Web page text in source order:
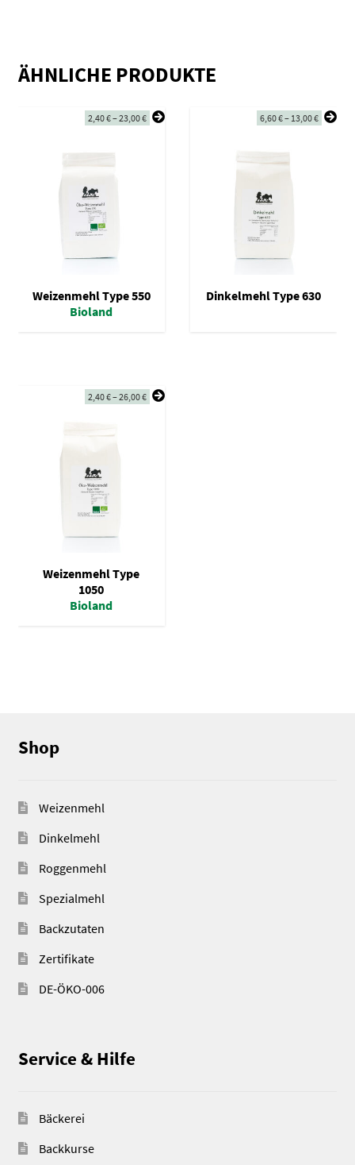
ÄHNLICHE PRODUKTE
2,40€–23,00€
Weizenmehl Type 550
Bioland
6,60€– 13,00€
Dinkelmehl Type 630
2,40€–26,00€
Weizenmehl Type
1050
Bioland
Shop
Weizenmehl
Dinkelmehl
Roggenmehl
Spezialmehl
Backzutaten
Zertifikate
DE-ÖKO-006
Service & Hilfe
Bäckerei
Backkurse